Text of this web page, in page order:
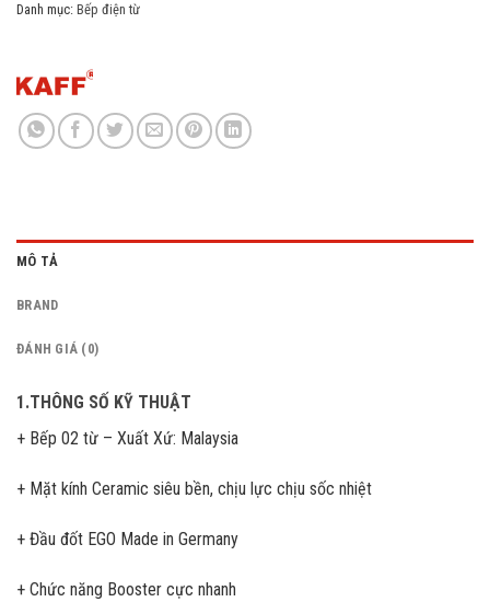
Danh mục: Bếp điện từ
MÔ TẢ
BRAND
ĐÁNH GIÁ (0)
1.THÔNG SỐ KỸ THUẬT
+ Bếp 02 từ – Xuất Xứ: Malaysia
+ Mặt kính Ceramic siêu bền, chịu lực chịu sốc nhiệt
+ Đầu đốt EGO Made in Germany
+ Chức năng Booster cực nhanh